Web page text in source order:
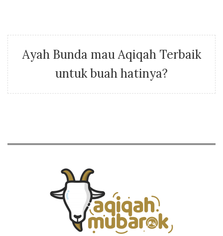
Ayah Bunda mau Aqiqah Terbaik
untuk buah hatinya?